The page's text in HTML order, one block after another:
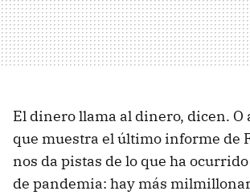
El dinero llama al dinero, dicen. O
que muestra el último informe de
nos da pistas de lo que ha
de pandemia: hay más